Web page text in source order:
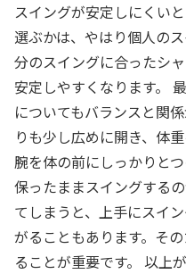
スイングが安定しにくい
選ぶかは、やはり個人の
分のスイングに合ったシ
安定しやすくなります。
についてもバランスと関
りも少し広めに開き、体
腕を体の前にしっかりと
保ったままスイングする
てしまうと、上手にスイ
がることもあります。そ
ることが重要です。 以上